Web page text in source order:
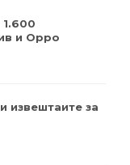
и Oppo
извештаите за